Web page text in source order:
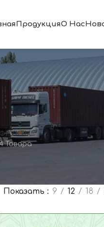
ПродукцияО Нас
ФРУКТЫ
Товара
Показать 9 12 18